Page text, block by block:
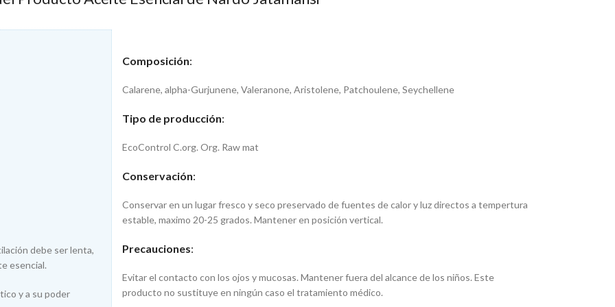
debe ser lenta,
esencial.
y a su poder
Composición:
Calarene, alpha-Gurjunene, Valeranone, Aristolene, Patchoulene, Seychellene
Tipo de producción:
EcoControl C.org. Org. Raw mat
Conservación:
Conservar en un lugar fresco y seco preservado de fuentes de calor y luz directos a tempertura
estable, maximo 20-25 grados. Mantener en posición vertical.
Precauciones:
Evitar el contacto con los ojos y mucosas. Mantener fuera del alcance de los niños. Este
producto no sustituye en ningún caso el tratamiento médico.